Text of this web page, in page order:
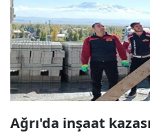
Ağrı'da inşaat